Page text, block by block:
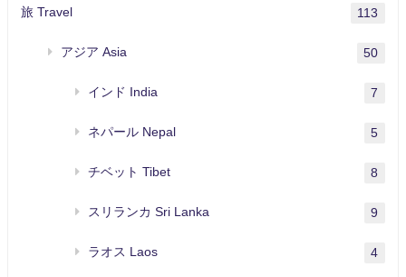
旅 Travel 113
アジア Asia 50
インド India 7
ネパール Nepal 5
チベット Tibet 8
スリランカ Sri Lanka 9
ラオス Laos 4